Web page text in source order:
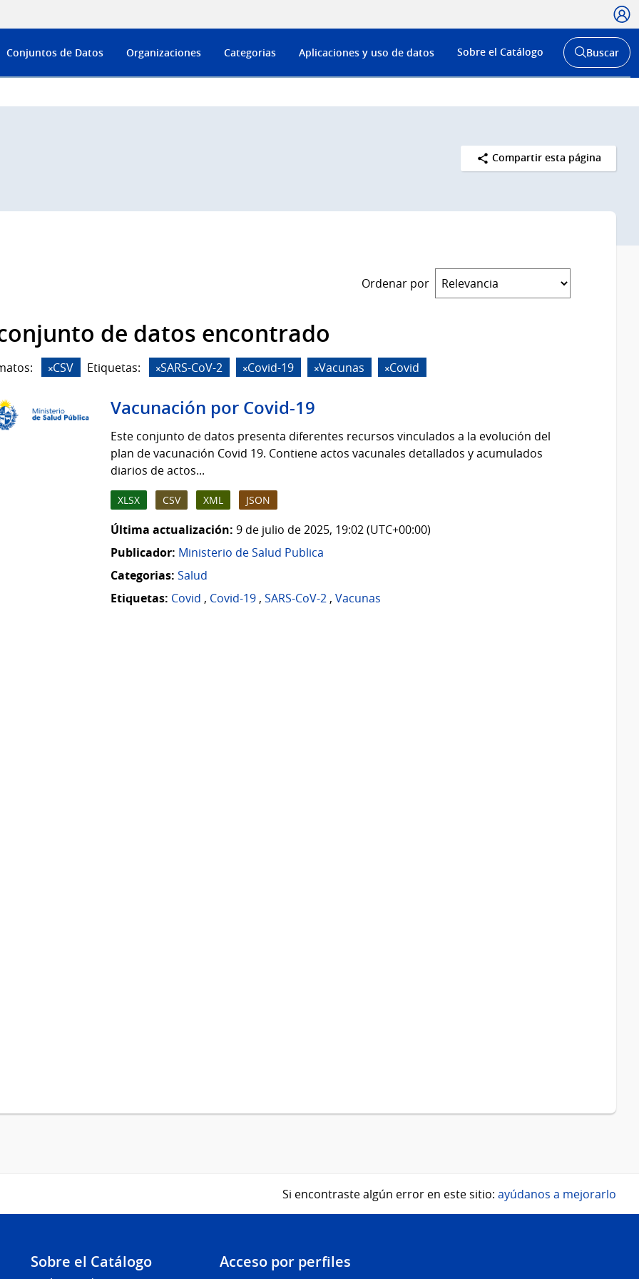
Menú
de
Conjuntos de Datos Organizaciones Categorias Aplicaciones y uso de datos Sobre el Catálogo
Abrir
buscador
Buscar
Compartir esta página
Ordenar por
de datos encontrado
CSV Etiquetas: SARS-CoV-2 Covid-19 Vacunas Covid
Vacunación por Covid-19
Este conjunto de datos presenta diferentes recursos vinculados a la evolución del
plan de vacunación Covid 19. Contiene actos vacunales detallados y acumulados
diarios de actos...
XLSX CSV XML JSON
Última actualización: 9 de julio de 2025, 19:02 (UTC+00:00)
Publicador: Ministerio de Salud Publica
Categorias: Salud
Etiquetas: Covid , Covid-19, SARS-CoV-2, Vacunas
Si encontraste algún error en este sitio: ayúdanos a mejorarlo
Sobre el Catálogo Acceso por perfiles